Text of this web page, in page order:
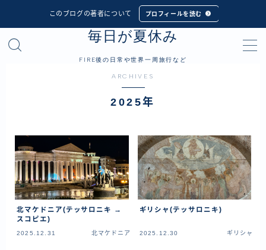
このブログの著者について プロフィールを読む
毎日が夏休み
FIRE後の日常や世界一周旅行など
MENU
フィリピン
インドネシア
シンガポール
マレーシア
タイ
ARCHIVES
2025年
北マケドニア(テッサロニキ →
スコピエ)
2025.12.31 北マケドニア
ギリシャ(テッサロニキ)
2025.12.30 ギリシャ